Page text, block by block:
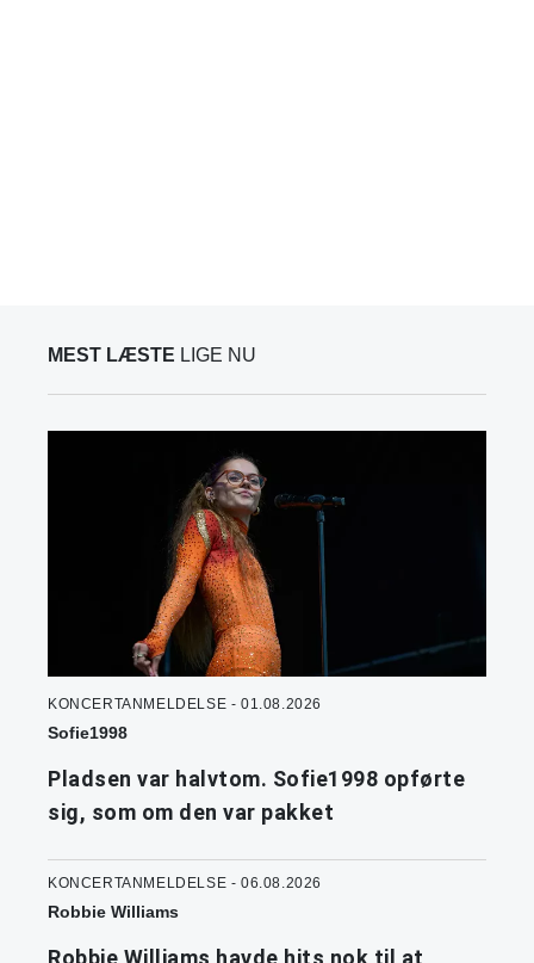
MEST LÆSTE LIGE NU
KONCERTANMELDELSE - 01.08.2026
Sofie1998
Pladsen var halvtom. Sofie1998 opførte
sig, som om den var pakket
KONCERTANMELDELSE - 06.08.2026
Robbie Williams